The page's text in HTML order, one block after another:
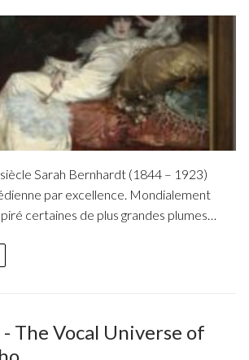
Sarah Bernhardt (1844 – 1923)
par excellence. Mondialement
certaines de plus grandes plumes…
The Vocal Universe of